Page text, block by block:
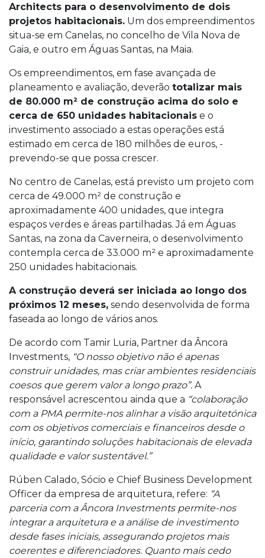
Architects para o desenvolvimento de dois
projetos habitacionais. Um dos empreendimentos
situa-se em Canelas, no concelho de Vila Nova de
Gaia, e outro em Águas Santas, na Maia.
Os empreendimentos, em fase avançada de
planeamento e avaliação, deverão totalizar mais
de 80.000 m² de construção acima do solo e
cerca de 650 unidades habitacionais e o
investimento associado a estas operações está
estimado em cerca de 180 milhões de euros, -
prevendo-se que possa crescer.
No centro de Canelas, está previsto um projeto com
cerca de 49.000 m² de construção e
aproximadamente 400 unidades, que integra
espaços verdes e áreas partilhadas. Já em Águas
Santas, na zona da Caverneira, o desenvolvimento
contempla cerca de 33.000 m² e aproximadamente
250 unidades habitacionais.
A construção deverá ser iniciada ao longo dos
próximos 12 meses, sendo desenvolvida de forma
faseada ao longo de vários anos.
De acordo com Tamir Luria, Partner da Âncora
Investments, “O nosso objetivo não é apenas
construir unidades, mas criar ambientes residenciais
coesos que gerem valor a longo prazo”. A
responsável acrescentou ainda que a “colaboração
com a PMA permite-nos alinhar a visão arquitetónica
com os objetivos comerciais e financeiros desde o
início, garantindo soluções habitacionais de elevada
qualidade e valor sustentável.”
Rúben Calado, Sócio e Chief Business Development
Officer da empresa de arquitetura, refere: “A
parceria com a Âncora Investments permite-nos
integrar a arquitetura e a análise de investimento
desde fases iniciais, assegurando projetos mais
coerentes e diferenciadores. Quanto mais cedo